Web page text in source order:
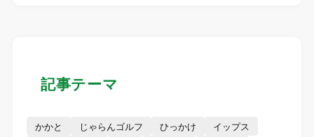
記事テーマ
かかと じゃらんゴルフ ひっかけ
イップス